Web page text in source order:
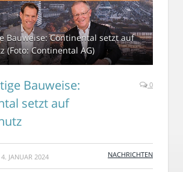
Bauweise: Continental setzt auf
(Foto: Continental AG)
Bauweise:
setzt auf
0
4. JANUAR 2024 NACHRICHTEN